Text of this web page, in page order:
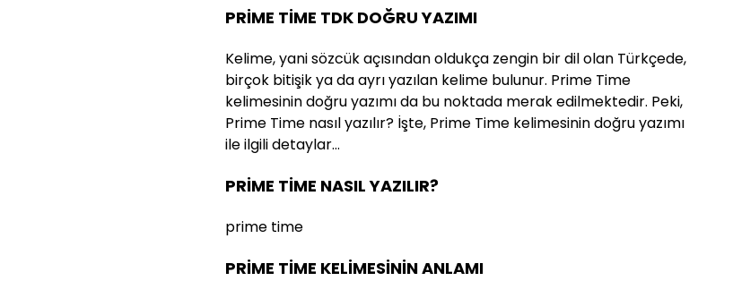
PRİME TİME TDK DOĞRU YAZIMI
Kelime, yani sözcük açısından oldukça zengin bir dil olan Türkçede,
birçok bitişik ya da ayrı yazılan kelime bulunur. Prime Time
kelimesinin doğru yazımı da bu noktada merak edilmektedir. Peki,
Prime Time nasıl yazılır? İşte, Prime Time kelimesinin doğru yazımı
ile ilgili detaylar…
PRİME TİME NASIL YAZILIR?
prime time
PRİME TİME KELİMESİNİN ANLAMI